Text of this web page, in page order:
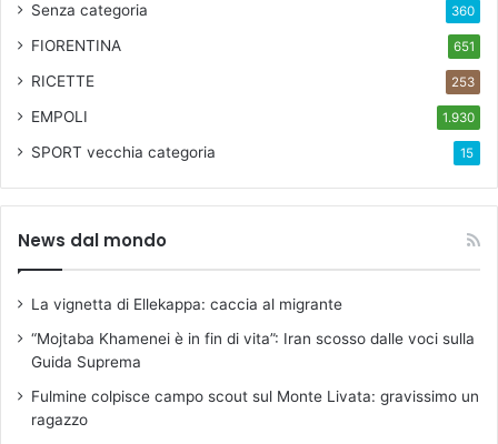
Senza categoria 360
FIORENTINA 651
RICETTE 253
EMPOLI 1.930
SPORT vecchia categoria 15
News dal mondo
La vignetta di Ellekappa: caccia al migrante
“Mojtaba Khamenei è in fin di vita”: Iran scosso dalle voci sulla
Guida Suprema
Fulmine colpisce campo scout sul Monte Livata: gravissimo un
ragazzo